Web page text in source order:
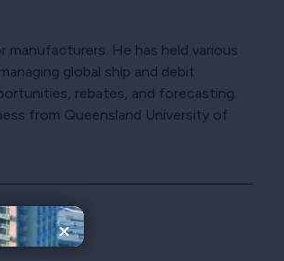
×
He has held various
global ship and debit
rebates, and forecasting.
from Queensland University of